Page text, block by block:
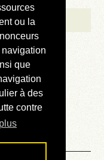
ou la
que
à des
contre